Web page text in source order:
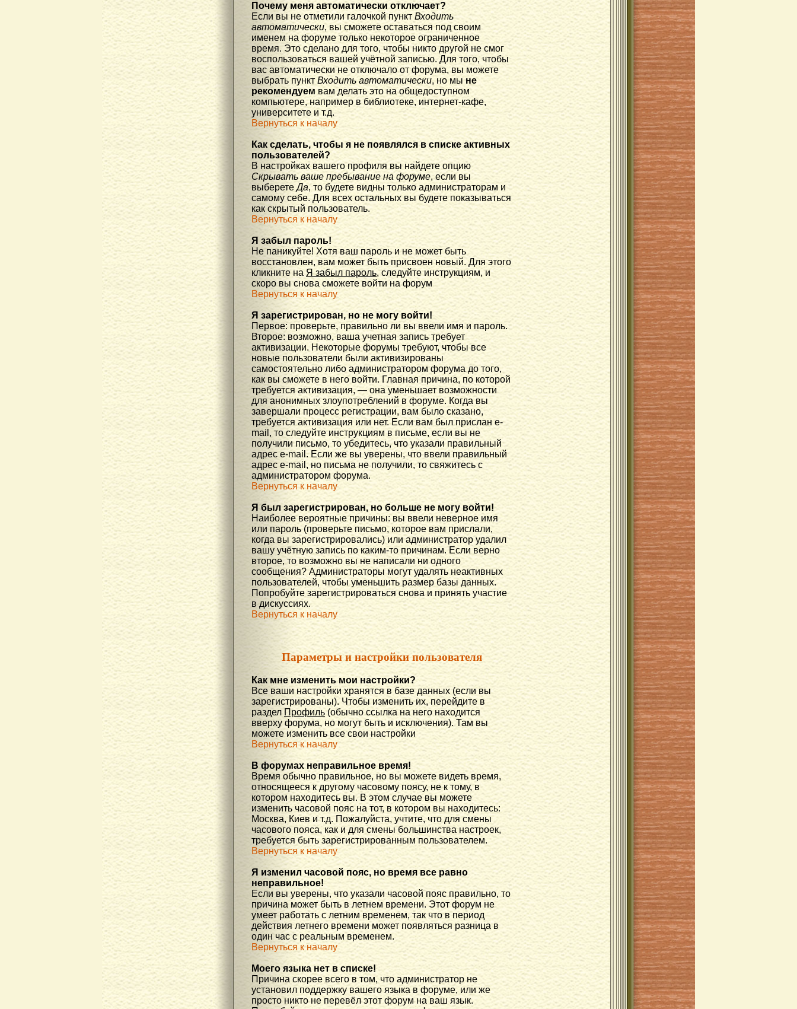
Почему меня автоматически отключает?
Если вы не отметили галочкой пунктВходить
автоматически, вы сможете оставаться под своим
именем на форуме только некоторое ограниченное
время. Это сделано для того, чтобы никто другой не смог
воспользоваться вашей учётной записью. Для того, чтобы
вас автоматически не отключало от форума, вы можете
выбрать пунктВходить автоматически, но мыне
рекомендуем вам делать это на общедоступном
компьютере, например в библиотеке, интернет-кафе,
университете и т.д.
Вернуться к началу
Как сделать, чтобы я не появлялся в списке активных
пользователей?
В настройках вашего профиля вы найдете опцию
Скрывать ваше пребывание на форуме, если вы
выберетеДа, то будете видны только администраторам и
самому себе. Для всех остальных вы будете показываться
как скрытый пользователь.
Вернуться к началу
Я забыл пароль!
Не паникуйте! Хотя ваш пароль и не может быть
восстановлен, вам может быть присвоен новый. Для этого
кликните на Я забыл пароль, следуйте инструкциям, и
скоро вы снова сможете войти на форум
Вернуться к началу
Я зарегистрирован, но не могу войти!
Первое: проверьте, правильно ли вы ввели имя и пароль.
Второе: возможно, ваша учетная запись требует
активизации. Некоторые форумы требуют, чтобы все
новые пользователи были активизированы
самостоятельно либо администратором форума до того,
как вы сможете в него войти. Главная причина, по которой
требуется активизация, — она уменьшает возможности
для анонимных злоупотреблений в форуме. Когда вы
завершали процесс регистрации, вам было сказано,
требуется активизация или нет. Если вам был прислан e-
mail, то следуйте инструкциям в письме, если вы не
получили письмо, то убедитесь, что указали правильный
адрес e-mail. Если же вы уверены, что ввели правильный
адрес e-mail, но письма не получили, то свяжитесь с
администратором форума.
Вернуться к началу
Я был зарегистрирован, но больше не могу войти!
Наиболее вероятные причины: вы ввели неверное имя
или пароль (проверьте письмо, которое вам прислали,
когда вы зарегистрировались) или администратор удалил
вашу учётную запись по каким-то причинам. Если верно
второе, то возможно вы не написали ни одного
сообщения? Администраторы могут удалять неактивных
пользователей, чтобы уменьшить размер базы данных.
Попробуйте зарегистрироваться снова и принять участие
в дискуссиях.
Вернуться к началу
Параметры и настройки пользователя
Как мне изменить мои настройки?
Все ваши настройки хранятся в базе данных (если вы
зарегистрированы). Чтобы изменить их, перейдите в
раздел Профиль(обычно ссылка на него находится
вверху форума, но могут быть и исключения). Там вы
можете изменить все свои настройки
Вернуться к началу
В форумах неправильное время!
Время обычно правильное, но вы можете видеть время,
относящееся к другому часовому поясу, не к тому, в
котором находитесь вы. В этом случае вы можете
изменить часовой пояс на тот, в котором вы находитесь:
Москва, Киев и т.д. Пожалуйста, учтите, что для смены
часового пояса, как и для смены большинства настроек,
требуется быть зарегистрированным пользователем.
Вернуться к началу
Я изменил часовой пояс, но время все равно
неправильное!
Если вы уверены, что указали часовой пояс правильно, то
причина может быть в летнем времени. Этот форум не
умеет работать с летним временем, так что в период
действия летнего времени может появляться разница в
один час с реальным временем.
Вернуться к началу
Моего языка нет в списке!
Причина скорее всего в том, что администратор не
установил поддержку вашего языка в форуме, или же
просто никто не перевёл этот форум на ваш язык.